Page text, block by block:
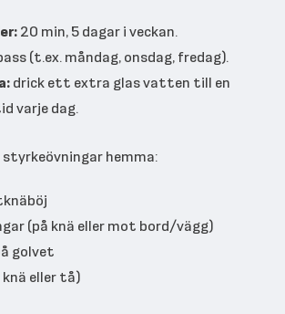
20 min, 5 dagar i veckan.
(t.ex. måndag, onsdag, fredag).
drick ett extra glas vatten till en
varje dag.
styrkeövningar hemma:
(på knä eller mot bord/vägg)
golvet
knä eller tå)